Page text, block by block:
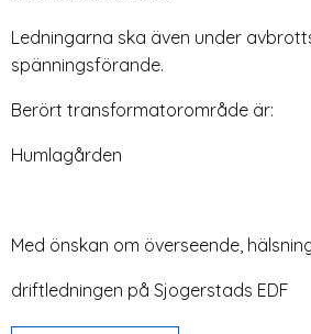
Ledningarna ska även under
spänningsförande.
Berört transformatorområde är:
Humlagården
Med önskan om överseende,
driftledningen på Sjogerstads EDF